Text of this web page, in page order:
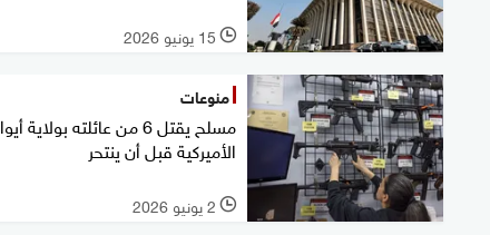
l 15 يونيو 2026
منوعات
مسلح يقتل 6 من عائلته بولاية أيوا
الأميركية قبل أن ينتحر
l 2 يونيو 2026